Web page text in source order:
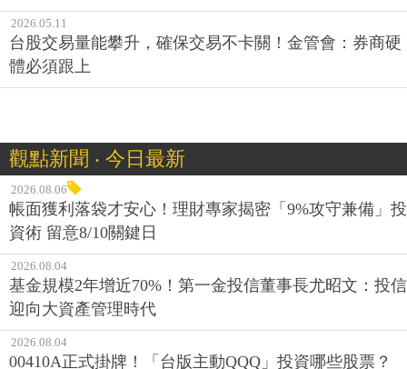
2026.05.11
台股交易量能攀升，確保交易不卡關！金管會：券商硬
體必須跟上
觀點新聞 ‧ 今日最新
2026.08.06
帳面獲利落袋才安心！理財專家揭密「9%攻守兼備」投
資術 留意8/10關鍵日
2026.08.04
基金規模2年增近70%！第一金投信董事長尤昭文：投信
迎向大資產管理時代
2026.08.04
00410A正式掛牌！「台版主動QQQ」投資哪些股票？